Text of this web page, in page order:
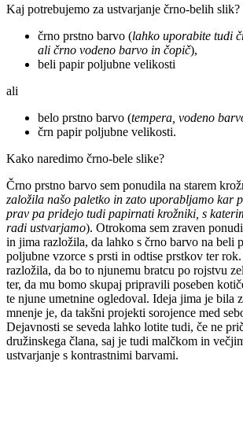
Kaj potrebujemo za ustvarjanje črno-belih slik?
črno prstno barvo (lahko uporabite tudi
ali črno vodeno barvo in čopič),
beli papir poljubne velikosti
ali
belo prstno barvo (tempera, vodeno
črn papir poljubne velikosti.
Kako naredimo črno-bele slike?
Črno prstno barvo sem ponudila na starem
založila našo paletko in zato uporabljamo kar
prav pa pridejo tudi papirnati krožniki, s
radi ustvarjamo). Otrokoma sem zraven
in jima razložila, da lahko s črno barvo na beli
poljubne vzorce s prsti in odtise prstkov ter
razložila, da bo to njunemu bratcu po rojstvu
ter, da mu bomo skupaj pripravili poseben
te njune umetnine ogledoval. Ideja jima je bila
mnenje je, da takšni projekti sorojence med
Dejavnosti se seveda lahko lotite tudi, če ne
družinskega člana, saj je tudi malčkom in
ustvarjanje s kontrastnimi barvami.